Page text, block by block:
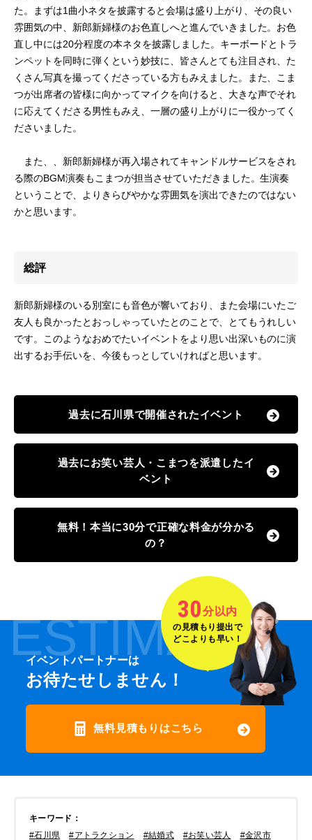
た。まずは1曲小ネタを披露すると会場は盛り上がり、その良い
雰囲気の中、新郎新婦様のお色直しへと進んでいきました。お色
直し中には20分程度の本ネタを披露しました。キーボードとトラ
ンペットを同時に弾くという妙技に、皆さんとても注目され、た
くさん写真を撮ってくださっている方もみえました。また、こま
つが出席者の皆様に向かってマイクを向けると、大きな声でそれ
に応えてくださる男性もみえ、一層の盛り上がりに一役かってく
ださいました。
また、、新郎新婦様が再入場されてキャンドルサービスをされ
る際のBGM演奏もこまつが担当させていただきました。生演奏
ということで、よりきらびやかな雰囲気を演出できたのではない
かと思います。
総評
新郎新婦様のいる別室にも音色が響いており、また会場にいたご
友人も良かったとおっしゃっていたとのことで、とてもうれしい
です。このようなおめでたいイベントをより思い出深いものに演
出するお手伝いを、今後もっとしていければと思います。
過去に石川県で開催されたイベント
過去にお笑い芸人・こまつを派遣したイ
ベント
無料！本当に30分で正確な料金が分かる
の？
ESTIMATE
イベントパートナーは
お待たせしません！
無料見積もりはこちら
30分以内
の見積もり提出で
どこよりも早い！
キーワード ：
#石川県
#アトラクション #結婚式 #お笑い芸人 #金沢市